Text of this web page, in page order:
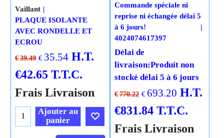
€ 39.49 € 35.54 H.T.
€42.65 T.T.C.
Frais Livraison
Vaillant
PLAQUE ISOLANTE
AVEC RONDELLE ET
ECROU
Ajouter au
panier
€ 770.22 € 693.20 H.T.
€831.84 T.T.C.
Frais Livraison
Commande spéciale ni
reprise ni échangée délai 5
à 6 jours!
4024074617397
Délai de
livraison:Produit non
stocké délai 5 à 6 jours